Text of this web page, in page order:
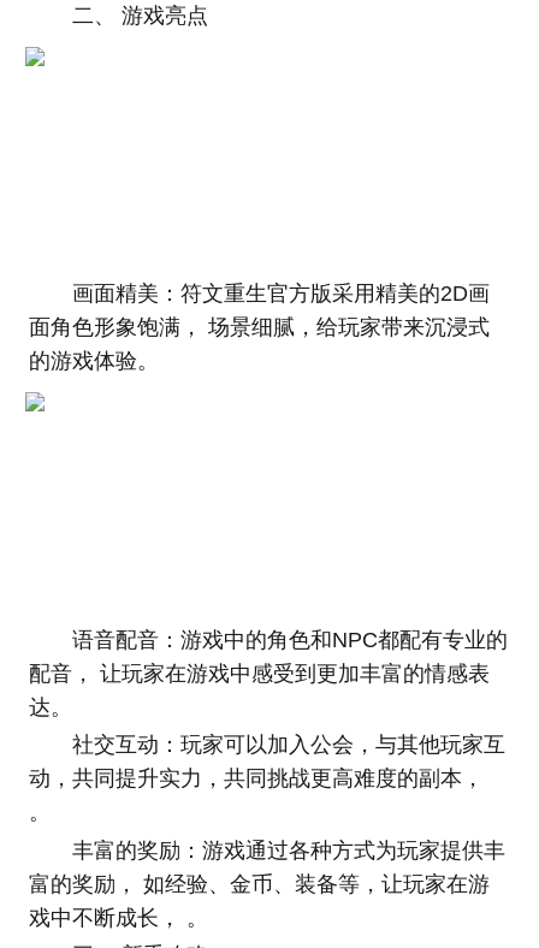
二、 游戏亮点
画面精美：符文重生官方版采用精美的2D画
面角色形象饱满， 场景细腻，给玩家带来沉浸式
的游戏体验。
语音配音：游戏中的角色和NPC都配有专业的
配音， 让玩家在游戏中感受到更加丰富的情感表
达。
社交互动：玩家可以加入公会，与其他玩家互
动，共同提升实力，共同挑战更高难度的副本，
。
丰富的奖励：游戏通过各种方式为玩家提供丰
富的奖励， 如经验、金币、装备等，让玩家在游
戏中不断成长， 。